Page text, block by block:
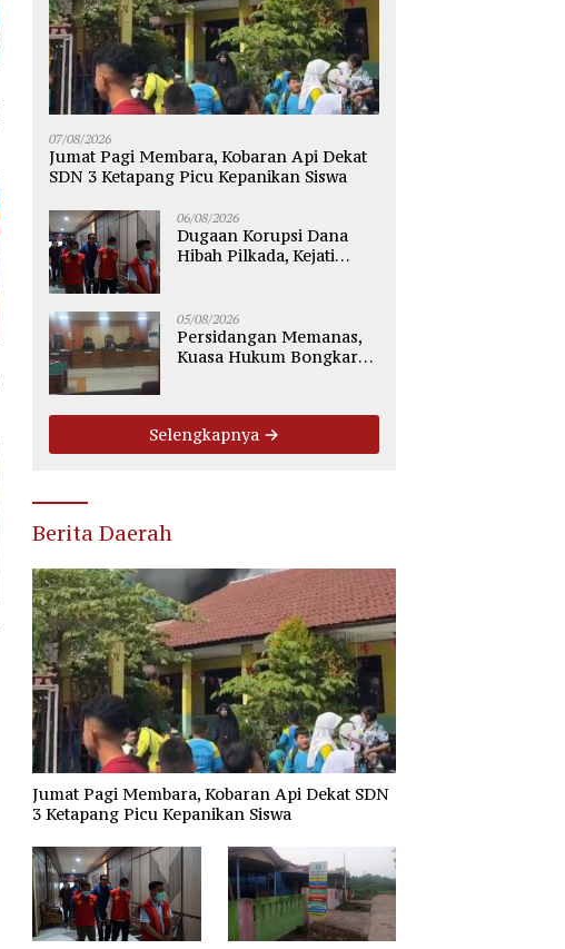
DPC KSPSI Desak Pemdes
Santilik Segera Gelar Mediasi
Hubungan Industrial
Lapas Sampit Tingkatkan
Kompetensi Pengamanan
07/08/2026
Jumat Pagi Membara, Kobaran Api Dekat
SDN 3 Ketapang Picu Kepanikan Siswa
06/08/2026
Dugaan Korupsi Dana
Hibah Pilkada, Kejati
05/08/2026
Persidangan Memanas,
Kuasa Hukum Bongkar
PT WMGK
Selengkapnya
Berita Daerah
Jumat Pagi Membara, Kobaran Api Dekat SDN
3 Ketapang Picu Kepanikan Siswa